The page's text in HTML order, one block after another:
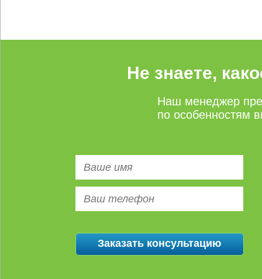
Не знаете,
Наш менеджер
по особенностям